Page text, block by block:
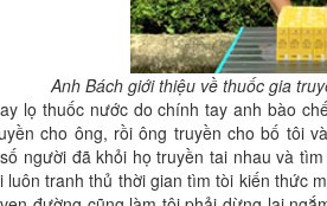
Anh Bách giới thiệu về thuốc gia
lọ thuốc nước do chính tay anh bào
cho ông, rồi ông truyền cho bố tôi
người đã khỏi họ truyền tai nhau và
luôn tranh thủ thời gian tìm tòi kiến thức